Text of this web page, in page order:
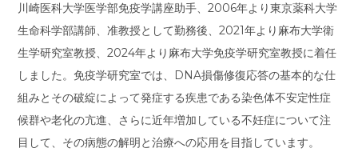
川崎医科大学医学部免疫学講座助手、2006年より東京薬科大学
生命科学部講師、准教授として勤務後、2021年より麻布大学衛
生学研究室教授、2024年より麻布大学免疫学研究室教授に着任
しました。免疫学研究室では、DNA損傷修復応答の基本的な仕
組みとその破綻によって発症する疾患である染色体不安定性症
候群や老化の亢進、さらに近年増加している不妊症について注
目して、その病態の解明と治療への応用を目指しています。